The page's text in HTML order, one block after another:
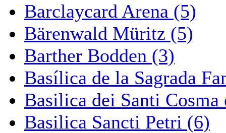
Barclaycard Arena (5)
Bärenwald Müritz (5)
Barther Bodden (3)
Basílica de la Sagrada
Basilica dei Santi
Basilica Sancti Petri (6)